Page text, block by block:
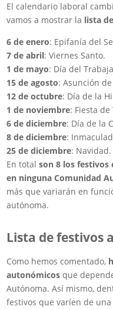
El calendario laboral
vamos a mostrar la lista
6 de enero: Epifanía del
7 de abril: Viernes Santo.
1 de mayo: Día del
15 de agosto: Asunción
12 de octubre: Día de la
1 de noviembre: Fiesta de
6 de diciembre: Día de la
8 de diciembre:
25 de diciembre: Navidad.
En totalson 8 los festivos
en ninguna Comunidad
más que variarán en
autónoma.
Lista de festivos
Como hemos comentado,
autonómicos que
Autónoma. Así mismo,
festivos que varíen de